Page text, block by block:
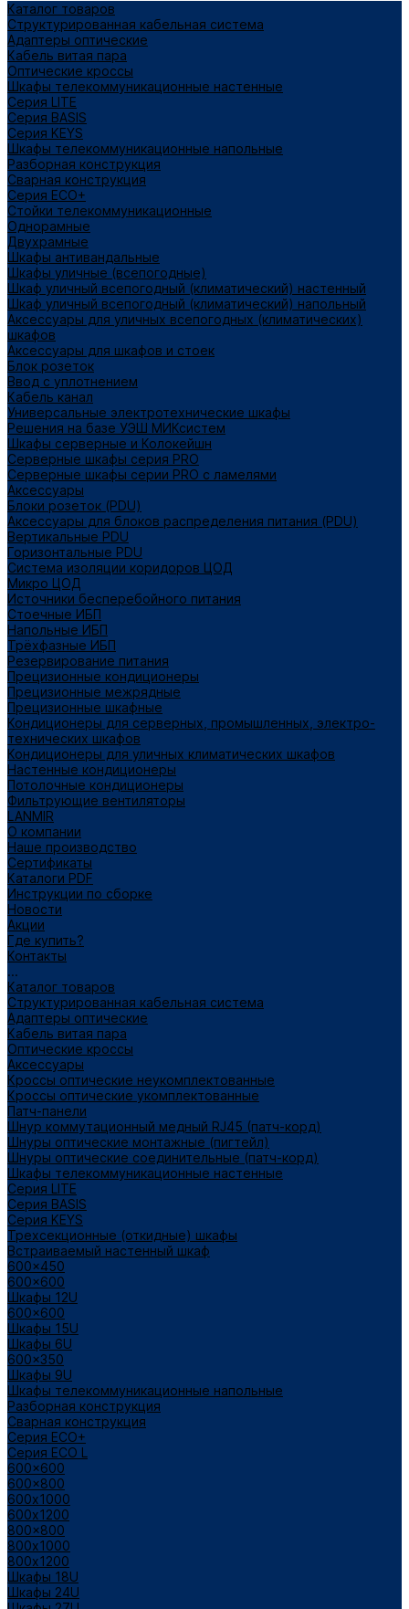
Каталог товаров
Структурированная кабельная система
Адаптеры оптические
Кабель витая пара
Оптические кроссы
Шкафы телекоммуникационные настенные
Cерия LITE
Cерия BASIS
Cерия KEYS
Шкафы телекоммуникационные напольные
Разборная конструкция
Сварная конструкция
Серия ECO+
Стойки телекоммуникационные
Однорамные
Двухрамные
Шкафы антивандальные
Шкафы уличные (всепогодные)
Шкаф уличный всепогодный (климатический) настенный
Шкаф уличный всепогодный (климатический) напольный
Аксессуары для уличных всепогодных (климатических)
шкафов
Аксессуары для шкафов и стоек
Блок розеток
Ввод с уплотнением
Кабель канал
Универсальные электротехнические шкафы
Решения на базе УЭШ МИКсистем
Шкафы серверные и Колокейшн
Серверные шкафы серия PRO
Серверные шкафы серии PRO с ламелями
Аксессуары
Блоки розеток (PDU)
Аксессуары для блоков распределения питания (PDU)
Вертикальные PDU
Горизонтальные PDU
Система изоляции коридоров ЦОД
Микро ЦОД
Источники бесперебойного питания
Стоечные ИБП
Напольные ИБП
Трёхфазные ИБП
Резервирование питания
Прецизионные кондиционеры
Прецизионные межрядные
Прецизионные шкафные
Кондиционеры для серверных, промышленных, электро-
технических шкафов
Кондиционеры для уличных климатических шкафов
Настенные кондиционеры
Потолочные кондиционеры
Фильтрующие вентиляторы
LANMIR
О компании
Наше производство
Сертификаты
Каталоги PDF
Инструкции по сборке
Новости
Акции
Где купить?
Контакты
...
Каталог товаров
Структурированная кабельная система
Адаптеры оптические
Кабель витая пара
Оптические кроссы
Аксессуары
Кроссы оптические неукомплектованные
Кроссы оптические укомплектованные
Патч-панели
Шнур коммутационный медный RJ45 (патч-корд)
Шнуры оптические монтажные (пигтейл)
Шнуры оптические соединительные (патч-корд)
Шкафы телекоммуникационные настенные
Cерия LITE
Cерия BASIS
Cерия KEYS
Трехсекционные (откидные) шкафы
Встраиваемый настенный шкаф
600x450
600x600
Шкафы 12U
600x600
Шкафы 15U
Шкафы 6U
600x350
Шкафы 9U
Шкафы телекоммуникационные напольные
Разборная конструкция
Сварная конструкция
Серия ECO+
Серия ECO L
600x600
600x800
600х1000
600х1200
800x800
800х1000
800х1200
Шкафы 18U
Шкафы 24U